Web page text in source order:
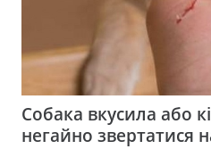
Собака вкусила або
негайно звертатися